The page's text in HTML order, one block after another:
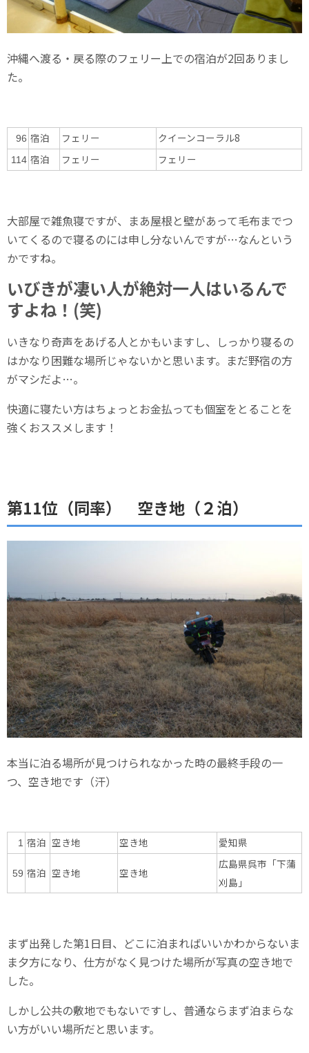
沖縄へ渡る・戻る際のフェリー上での宿泊が2回ありまし
た。
96 宿泊 フェリー クイーンコーラル8
114 宿泊 フェリー フェリー
大部屋で雑魚寝ですが、まあ屋根と壁があって毛布までつ
いてくるので寝るのには申し分ないんですが…なんという
かですね。
いびきが凄い人が絶対一人はいるんで
すよね！(笑)
いきなり奇声をあげる人とかもいますし、しっかり寝るの
はかなり困難な場所じゃないかと思います。まだ野宿の方
がマシだよ…。
快適に寝たい方はちょっとお金払っても個室をとることを
強くおススメします！
第11位（同率） 空き地（２泊）
本当に泊る場所が見つけられなかった時の最終手段の一
つ、空き地です（汗）
1 宿泊 空き地 空き地 愛知県
59 宿泊 空き地 空き地
広島県呉市「下蒲
刈島」
まず出発した第1日目、どこに泊まればいいかわからないま
ま夕方になり、仕方がなく見つけた場所が写真の空き地で
した。
しかし公共の敷地でもないですし、普通ならまず泊まらな
い方がいい場所だと思います。